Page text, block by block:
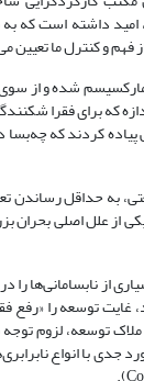
امید داشته است که
ما تعیین می‌شود
شده و از
برای فقرا
پیاده کردند که
صنعتی، به‌ حداقل
از نابسامانی‌ها را
عادلانه‌تر را به عنوان راه نجات معرفی کنند. همچنین در
ملاک توسعه، لزوم
با انواع